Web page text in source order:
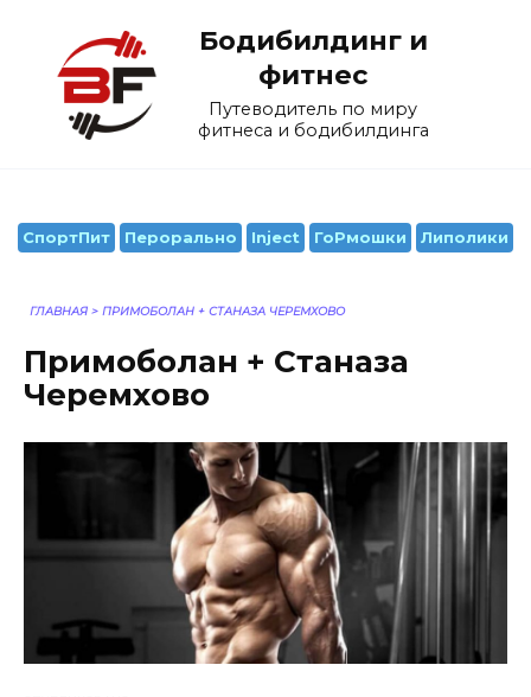
содержанию
Бодибилдинг и
фитнес
Путеводитель по миру
фитнеса и бодибилдинга
СпортПит Перорально Inject ГоРмошки Липолики
ГЛАВНАЯ > ПРИМОБОЛАН + СТАНАЗА ЧЕРЕМХОВО
Примоболан + Станаза
Черемхово